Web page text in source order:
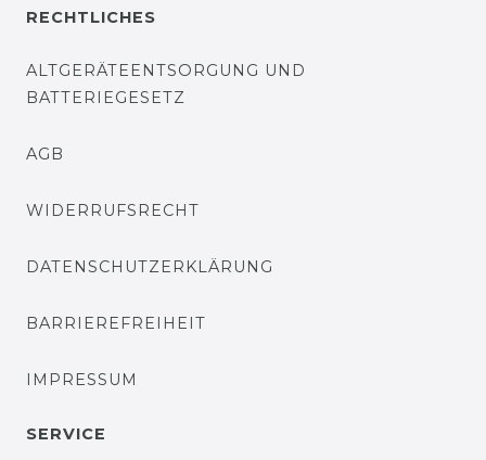
RECHTLICHES
ALTGERÄTEENTSORGUNG UND
BATTERIEGESETZ
AGB
WIDERRUFSRECHT
DATENSCHUTZERKLÄRUNG
BARRIEREFREIHEIT
IMPRESSUM
SERVICE